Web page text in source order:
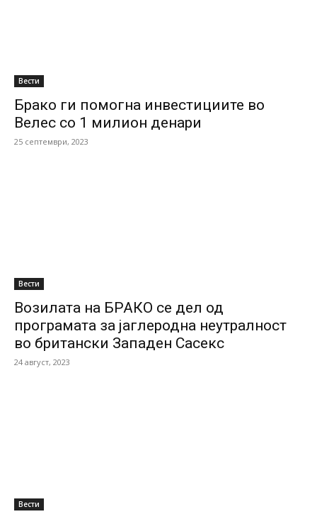
Вести
Брако ги помогна инвестициите во
Велес со 1 милион денари
25 септември, 2023
Вести
Возилата на БРАКО се дел од
програмата за јаглеродна неутралност
во британски Западен Сасекс
24 август, 2023
Вести